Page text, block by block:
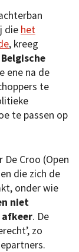
die het
, kreeg
ene na de
te
te passen op
Croo (Open
die zich de
onder wie
niet
. De
zo